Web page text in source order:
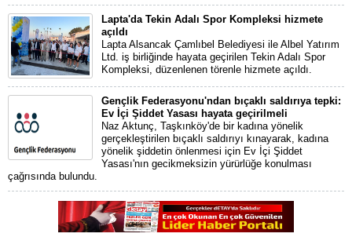
Lapta'da Tekin Adalı Spor Kompleksi hizmete
açıldı
Lapta Alsancak Çamlıbel Belediyesi ile Albel Yatırım
Ltd. iş birliğinde hayata geçirilen Tekin Adalı Spor
Kompleksi, düzenlenen törenle hizmete açıldı.
Gençlik Federasyonu'ndan bıçaklı saldırıya tepki:
Ev İçi Şiddet Yasası hayata geçirilmeli
Naz Aktunç, Taşkınköy'de bir kadına yönelik
gerçekleştirilen bıçaklı saldırıyı kınayarak, kadına
yönelik şiddetin önlenmesi için Ev İçi Şiddet
Yasası'nın gecikmeksizin yürürlüğe konulması
çağrısında bulundu.